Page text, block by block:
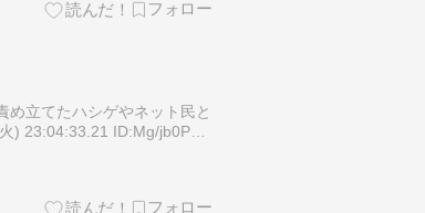
め立てたハシゲやネット民と
) 23:04:33.21 ID:Mg/jb0PX